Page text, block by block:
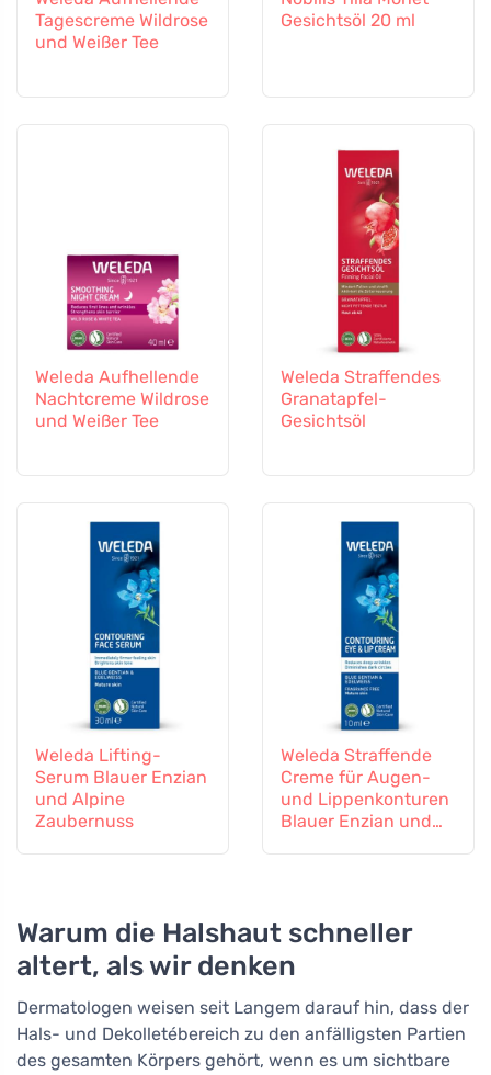
Tagescreme Wildrose
und Weißer Tee
Gesichtsöl 20 ml
Weleda Aufhellende
Nachtcreme Wildrose
und Weißer Tee
Weleda Straffendes
Granatapfel-
Gesichtsöl
Weleda Lifting-
Serum Blauer Enzian
und Alpine
Zaubernuss
Weleda Straffende
Creme für Augen-
und Lippenkonturen
Blauer Enzian und
Warum die Halshaut schneller
altert, als wir denken
Dermatologen weisen seit Langem darauf hin, dass der
Hals- und Dekolletébereich zu den anfälligsten Partien
des gesamten Körpers gehört, wenn es um sichtbare